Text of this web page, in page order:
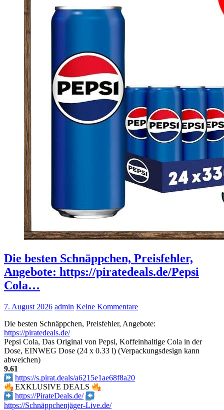
Die besten Schnäppchen, Preisfehler,
Angebote: https://piratedeals.de/Pepsi
Cola…
7. August 2026 admin Keine Kommentare
Die besten Schnäppchen, Preisfehler, Angebote:
https://piratedeals.de/
Pepsi Cola, Das Original von Pepsi, Koffeinhaltige Cola in der
Dose, EINWEG Dose (24 x 0.33 l) (Verpackungsdesign kann
abweichen)
9.61
https://s.pirat.deals/a6215e1ae68f8a20
EXKLUSIVE DEALS
https://PirateDeals.de/
https://Schnäppchenjäger-Live.de/